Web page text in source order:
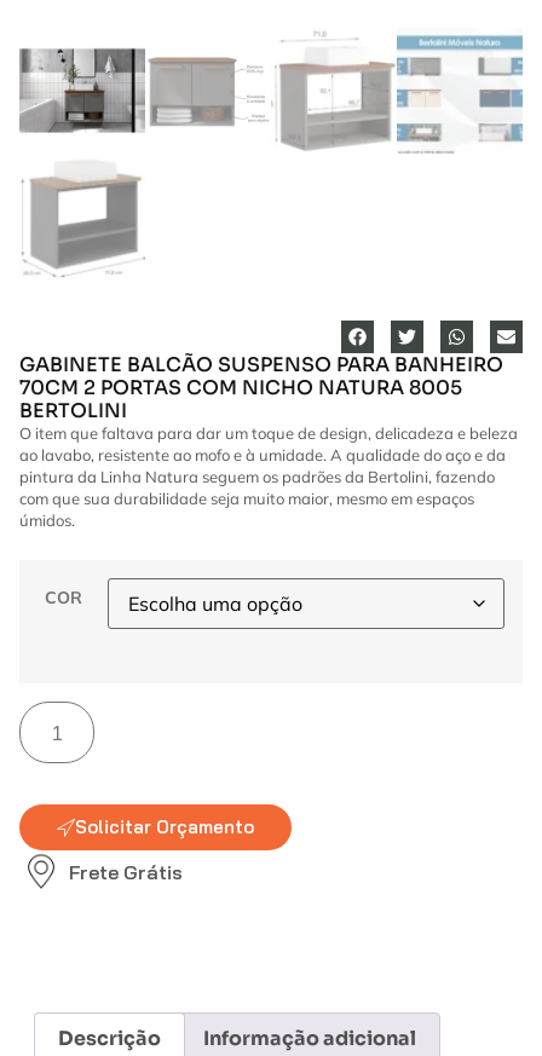
GABINETE BALCÃO SUSPENSO PARA BANHEIRO
70CM 2 PORTAS COM NICHO NATURA 8005
BERTOLINI
O item que faltava para dar um toque de design, delicadeza e beleza
ao lavabo, resistente ao mofo e à umidade. A qualidade do aço e da
pintura da Linha Natura seguem os padrões da Bertolini, fazendo
com que sua durabilidade seja muito maior, mesmo em espaços
úmidos.
COR
Solicitar Orçamento
Frete Grátis
Descrição Informação adicional